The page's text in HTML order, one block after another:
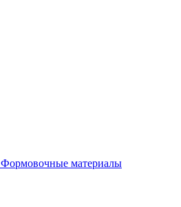
Формовочные материалы